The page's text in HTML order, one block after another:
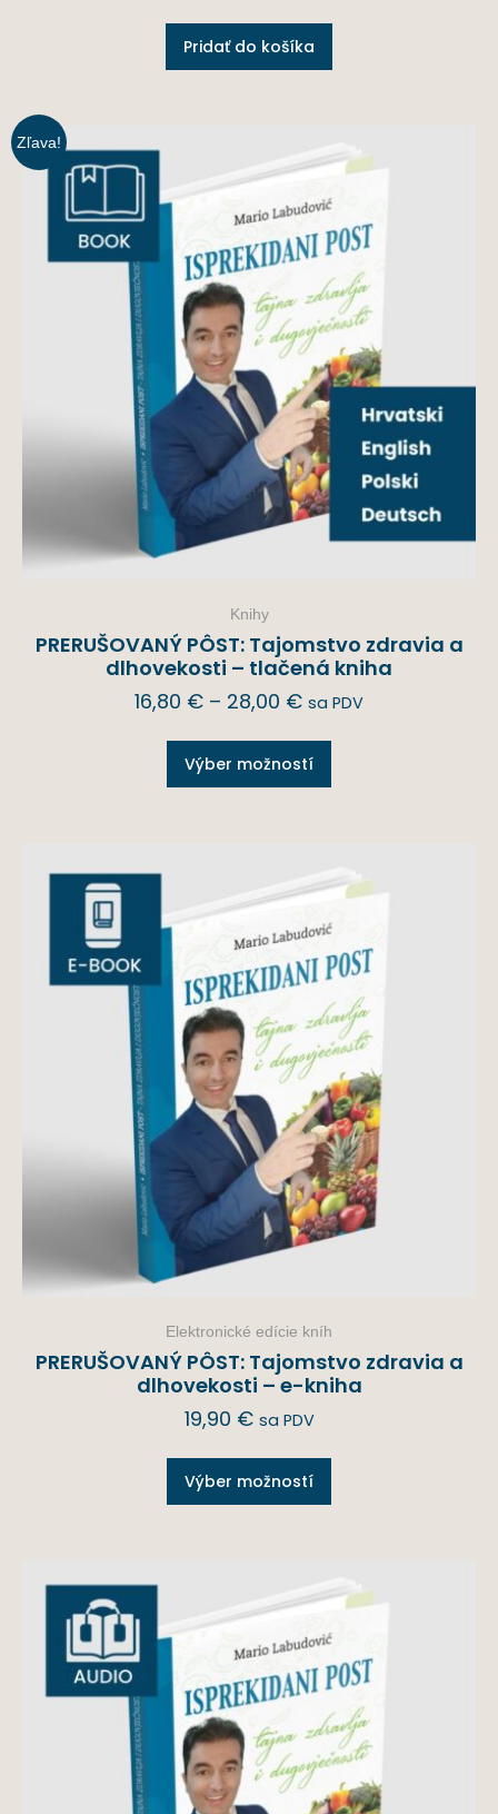
Pridať do košíka
Zľava!
Knihy
PRERUŠOVANÝ PÔST: Tajomstvo zdravia a
dlhovekosti – tlačená kniha
16,80 € – 28,00 € sa PDV
Výber možností
Elektronické edície kníh
PRERUŠOVANÝ PÔST: Tajomstvo zdravia a
dlhovekosti – e-kniha
19,90 € sa PDV
Výber možností